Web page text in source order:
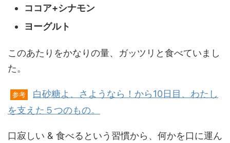
ココア+シナモン
ヨーグルト
このあたりをかなりの量、ガッツリと食べていまし
た。
参考
白砂糖よ、さようなら！から10日目、わたし
を支えた５つのもの。
口寂しい & 食べるという習慣から、何かを口に運ん